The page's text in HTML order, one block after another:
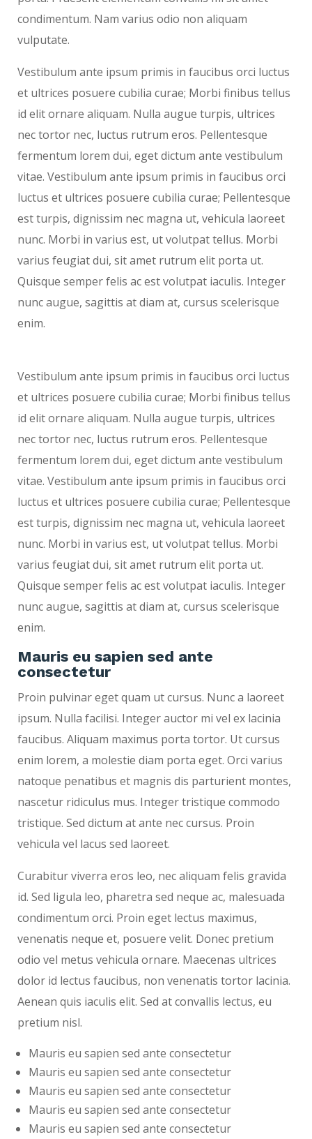
condimentum. Nam varius odio non aliquam
vulputate.
Vestibulum ante ipsum primis in faucibus orci luctus
et ultrices posuere cubilia curae; Morbi finibus tellus
id elit ornare aliquam. Nulla augue turpis, ultrices
nec tortor nec, luctus rutrum eros. Pellentesque
fermentum lorem dui, eget dictum ante vestibulum
vitae. Vestibulum ante ipsum primis in faucibus orci
luctus et ultrices posuere cubilia curae; Pellentesque
est turpis, dignissim nec magna ut, vehicula laoreet
nunc. Morbi in varius est, ut volutpat tellus. Morbi
varius feugiat dui, sit amet rutrum elit porta ut.
Quisque semper felis ac est volutpat iaculis. Integer
nunc augue, sagittis at diam at, cursus scelerisque
enim.
Vestibulum ante ipsum primis in faucibus orci luctus
et ultrices posuere cubilia curae; Morbi finibus tellus
id elit ornare aliquam. Nulla augue turpis, ultrices
nec tortor nec, luctus rutrum eros. Pellentesque
fermentum lorem dui, eget dictum ante vestibulum
vitae. Vestibulum ante ipsum primis in faucibus orci
luctus et ultrices posuere cubilia curae; Pellentesque
est turpis, dignissim nec magna ut, vehicula laoreet
nunc. Morbi in varius est, ut volutpat tellus. Morbi
varius feugiat dui, sit amet rutrum elit porta ut.
Quisque semper felis ac est volutpat iaculis. Integer
nunc augue, sagittis at diam at, cursus scelerisque
enim.
Mauris eu sapien sed ante
consectetur
Proin pulvinar eget quam ut cursus. Nunc a laoreet
ipsum. Nulla facilisi. Integer auctor mi vel ex lacinia
faucibus. Aliquam maximus porta tortor. Ut cursus
enim lorem, a molestie diam porta eget. Orci varius
natoque penatibus et magnis dis parturient montes,
nascetur ridiculus mus. Integer tristique commodo
tristique. Sed dictum at ante nec cursus. Proin
vehicula vel lacus sed laoreet.
Curabitur viverra eros leo, nec aliquam felis gravida
id. Sed ligula leo, pharetra sed neque ac, malesuada
condimentum orci. Proin eget lectus maximus,
venenatis neque et, posuere velit. Donec pretium
odio vel metus vehicula ornare. Maecenas ultrices
dolor id lectus faucibus, non venenatis tortor lacinia.
Aenean quis iaculis elit. Sed at convallis lectus, eu
pretium nisl.
Mauris eu sapien sed ante consectetur
Mauris eu sapien sed ante consectetur
Mauris eu sapien sed ante consectetur
Mauris eu sapien sed ante consectetur
Mauris eu sapien sed ante consectetur